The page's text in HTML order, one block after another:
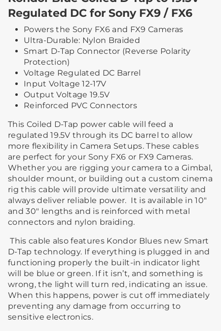
Regulated DC for Sony FX9 / FX6
Powers the Sony FX6 and FX9 Cameras
Ultra-Durable: Nylon Braided
Smart D-Tap Connector (Reverse Polarity
Protection)
Voltage Regulated DC Barrel
Input Voltage 12-17V
Output Voltage 19.5V
Reinforced PVC Connectors
This Coiled D-Tap power cable will feed a
regulated 19.5V through its DC barrel to allow
more flexibility in Camera Setups. These cables
are perfect for your Sony FX6 or FX9 Cameras.
Whether you are rigging your camera to a Gimbal,
shoulder mount, or building out a custom cinema
rig this cable will provide ultimate versatility and
always deliver reliable power. It is available in 10"
and 30" lengths and is reinforced with metal
connectors and nylon braiding.
This cable also features Kondor Blues new Smart
D-Tap technology. If everything is plugged in and
functioning properly the built-in indicator light
will be blue or green. If it isn’t, and something is
wrong, the light will turn red, indicating an issue.
When this happens, power is cut off immediately
preventing any damage from occurring to
sensitive electronics.